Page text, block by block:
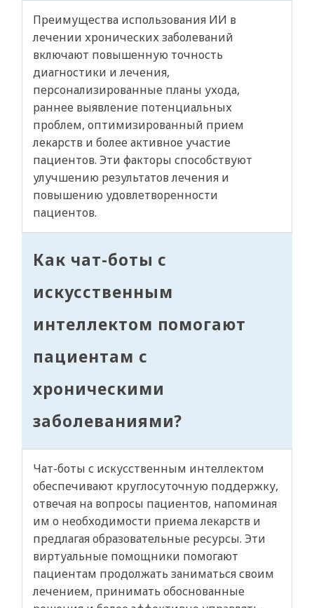
Преимущества использования ИИ в
лечении хронических заболеваний
включают повышенную точность
диагностики и лечения,
персонализированные планы ухода,
раннее выявление потенциальных
проблем, оптимизированный прием
лекарств и более активное участие
пациентов. Эти факторы способствуют
улучшению результатов лечения и
повышению удовлетворенности
пациентов.
Как чат-боты с
искусственным
интеллектом помогают
пациентам с
хроническими
заболеваниями?
Чат-боты с искусственным интеллектом
обеспечивают круглосуточную поддержку,
отвечая на вопросы пациентов, напоминая
им о необходимости приема лекарств и
предлагая образовательные ресурсы. Эти
виртуальные помощники помогают
пациентам продолжать заниматься своим
лечением, принимать обоснованные